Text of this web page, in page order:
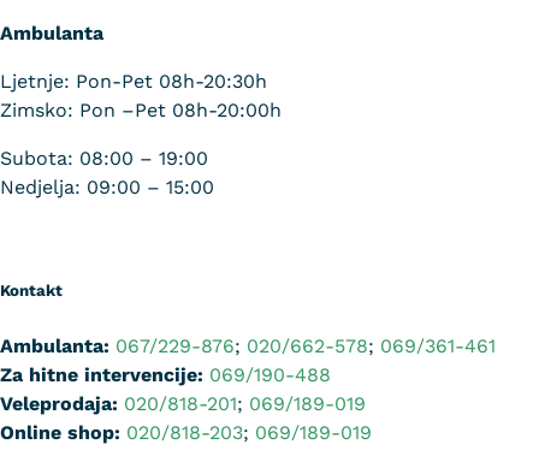
Ambulanta
Ljetnje: Pon-Pet 08h-20:30h
Zimsko: Pon –Pet 08h-20:00h
Subota: 08:00 – 19:00
Nedjelja: 09:00 – 15:00
Kontakt
Ambulanta: 067/229-876; 020/662-578; 069/361-461
Za hitne intervencije: 069/190-488
Veleprodaja: 020/818-201; 069/189-019
Online shop: 020/818-203; 069/189-019